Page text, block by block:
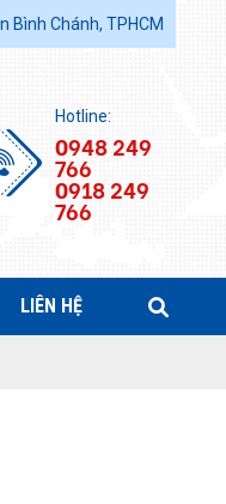
Bình Chánh, TPHCM
Hotline:
0948 249
766
0918 249
766
LIÊN HỆ